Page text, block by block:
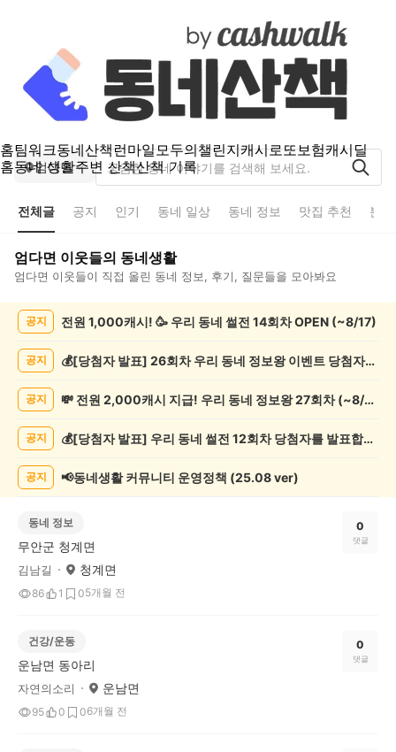
홈팀워크동네산책런마일모두의챌린지캐시로또보험캐시딜
홈동네 생활주변 산책산책 기록
엄다면
전체글 공지 인기 동네 일상 동네 정보 맛집 추천 분
엄다면 이웃들의 동네생활
엄다면 이웃들이 직접 올린 동네 정보, 후기, 질문들을 모아봐요
공지 전원 1,000캐시! 🥳 우리 동네 썰전 14회차 OPEN (~8/17)
공지 💰[당첨자 발표] 26회차 우리 동네 정보왕 이벤트 당첨자를 발표합니다!
공지 💸 전원 2,000캐시 지급! 우리 동네 정보왕 27회차 (~8/10)
공지 💰[당첨자 발표] 우리 동네 썰전 12회차 당첨자를 발표합니다!
공지 📢동네생활 커뮤니티 운영정책 (25.08 ver)
동네 정보
무안군 청계면
김남길 청계면
86 1 05개월 전
0
댓글
건강/운동
운남면 동아리
자연의소리 운남면
95 0 06개월 전
0
댓글